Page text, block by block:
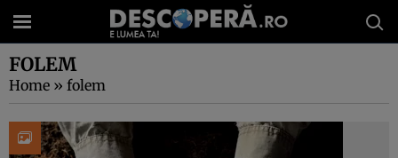
FOLEM
Home » folem